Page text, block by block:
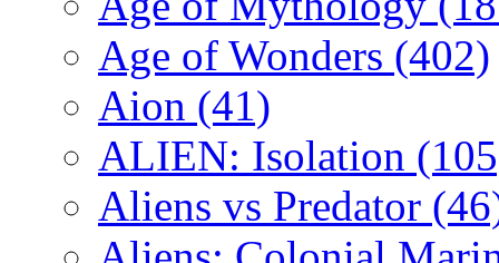
Age of Wonders (402)
Aion (41)
ALIEN: Isolation
Aliens vs Predator